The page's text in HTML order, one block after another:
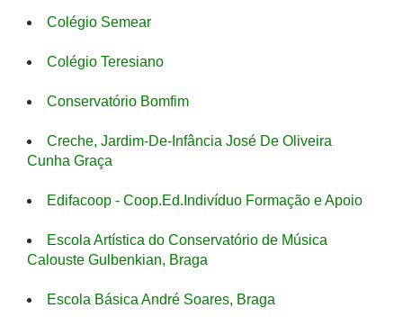
Colégio Semear
Colégio Teresiano
Conservatório Bomfim
Creche, Jardim-De-Infância José De Oliveira
Cunha Graça
Edifacoop - Coop.Ed.Indivíduo Formação e Apoio
Escola Artística do Conservatório de Música
Calouste Gulbenkian, Braga
Escola Básica André Soares, Braga